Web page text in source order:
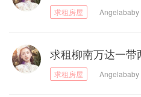
Angelababy
求租柳南万达一
Angelababy